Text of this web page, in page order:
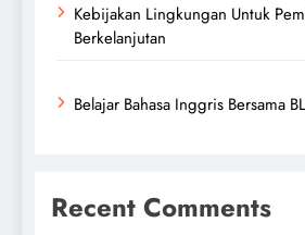
Kebijakan Lingkungan Untuk
Berkelanjutan
Belajar Bahasa Inggris Bersama
Recent Comments